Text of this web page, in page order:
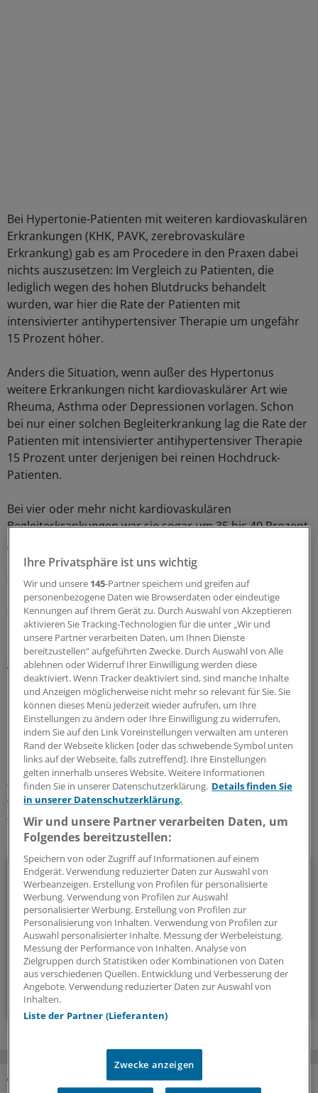
Bei Hypertonie-Patienten mit weiteren kardiovaskulären
Erkrankungen (KHK, PAVK, zerebrovaskuläre
Erkrankung) gab es am Procedere in den Praxen dabei
nichts auszusetzen: Im Vergleich zu Patienten, die
lediglich wegen des hohen Blutdrucks behandelt
wurden, war hier die Rate der Patienten mit
intensivierter antihypertensiver Therapie um ungefähr
15 Prozent höher.
Anders die Situation, wenn außer des Hypertonus
weitere Erkrankungen nicht kardiovaskulärer Art wie
Rheuma, Asthma oder Depressionen vorlagen. Schon
bei nur einer solchen Begleiterkrankung lag die Rate der
Patienten mit intensivierter antihypertensiver Therapie
15 Prozent unter derjenigen bei reinen Hochdruck-
Patienten.
Bei vier oder mehr nicht kardiovaskulären
Begleiterkrankungen war sie sogar um 35 bis 40 Prozent
Intensivierung der antihypertensiven Therapie nicht
stattgefunden, wenn die Patienten zusätzlich ein
Karzinom hatten, eine chronische Rhinitis oder Sinusitis
sowie etwa Depressionen oder Angststörungen.
Ihre Beobachtung sollte Kollegen den Impuls geben,
gerade die Versorgung multimorbider Hypertoniker
kritisch unter die Lupe zu nehmen, so die Autoren.
0
Schlagworte:
Bluthochdruck Asthma/COPD Depressionen Rheuma
Allgemeinmedizin Innere Medizin
Neurologie/Psychiatrie
Orthopädie
Ihr Newsletter zum Thema
Kardiologie
Alles, was das Herz begehrt: In diesem Newsletter berichten
wir über neue Entwicklungen in der Kardiologie.
alle 2 Wochen (Mittwoch)
Zum Abonnieren bitte anmelden
Ihre Privatsphäre ist uns wichtig
Wir und unsere 145-Partner speichern und greifen auf
personenbezogene Daten wie Browserdaten oder eindeutige
Kennungen auf Ihrem Gerät zu. Durch Auswahl von Akzeptieren
aktivieren Sie Tracking-Technologien für die unter „Wir und
unsere Partner verarbeiten Daten, um Ihnen Dienste
bereitzustellen“ aufgeführten Zwecke. Durch Auswahl von Alle
ablehnen oder Widerruf Ihrer Einwilligung werden diese
deaktiviert. Wenn Tracker deaktiviert sind, sind manche Inhalte
und Anzeigen möglicherweise nicht mehr so relevant für Sie. Sie
können dieses Menü jederzeit wieder aufrufen, um Ihre
Einstellungen zu ändern oder Ihre Einwilligung zu widerrufen,
indem Sie auf den Link Voreinstellungen verwalten am unteren
Rand der Webseite klicken [oder das schwebende Symbol unten
links auf der Webseite, falls zutreffend]. Ihre Einstellungen
gelten innerhalb unseres Website. Weitere Informationen
finden Sie in unserer Datenschutzerklärung. Details finden Sie
in unserer Datenschutzerklärung.
Wir und unsere Partner verarbeiten Daten, um
Folgendes bereitzustellen:
Speichern von oder Zugriff auf Informationen auf einem
Endgerät. Verwendung reduzierter Daten zur Auswahl von
Werbeanzeigen. Erstellung von Profilen für personalisierte
Werbung. Verwendung von Profilen zur Auswahl
personalisierter Werbung. Erstellung von Profilen zur
Personalisierung von Inhalten. Verwendung von Profilen zur
Auswahl personalisierter Inhalte. Messung der Werbeleistung.
Messung der Performance von Inhalten. Analyse von
Zielgruppen durch Statistiken oder Kombinationen von Daten
aus verschiedenen Quellen. Entwicklung und Verbesserung der
Angebote. Verwendung reduzierter Daten zur Auswahl von
Inhalten.
Liste der Partner (Lieferanten)
Zwecke anzeigen